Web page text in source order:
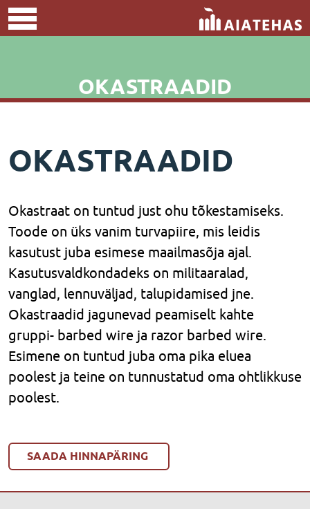
OKASTRAADID
OKASTRAADID
Okastraat on tuntud just ohu tõkestamiseks.
Toode on üks vanim turvapiire, mis leidis
kasutust juba esimese maailmasõja ajal.
Kasutusvaldkondadeks on militaaralad,
vanglad, lennuväljad, talupidamised jne.
Okastraadid jagunevad peamiselt kahte
gruppi- barbed wire ja razor barbed wire.
Esimene on tuntud juba oma pika eluea
poolest ja teine on tunnustatud oma ohtlikkuse
poolest.
SAADA HINNAPÄRING